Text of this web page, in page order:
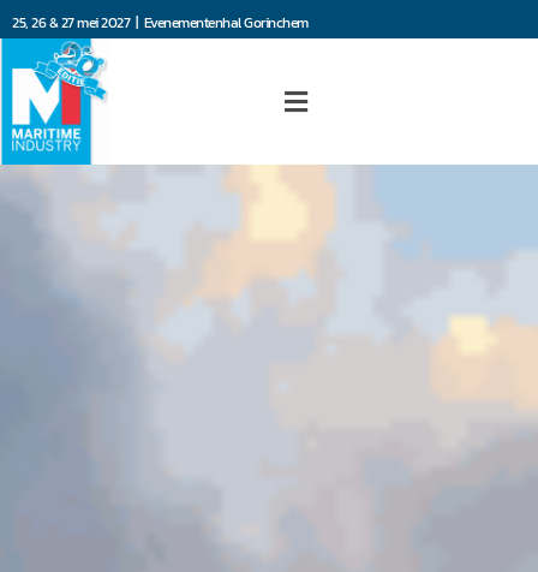
25, 26 & 27 mei 2027 | Evenementenhal Gorinchem